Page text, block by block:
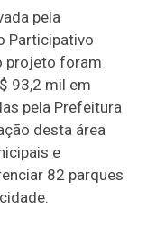
pela
Participativo
projeto foram
93,2 mil em
pela Prefeitura
desta área
e
82 parques